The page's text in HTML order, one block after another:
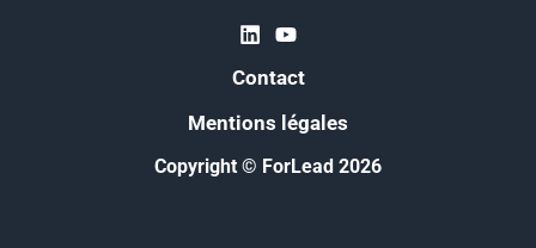
Contact
Mentions légales
Copyright © ForLead 2026